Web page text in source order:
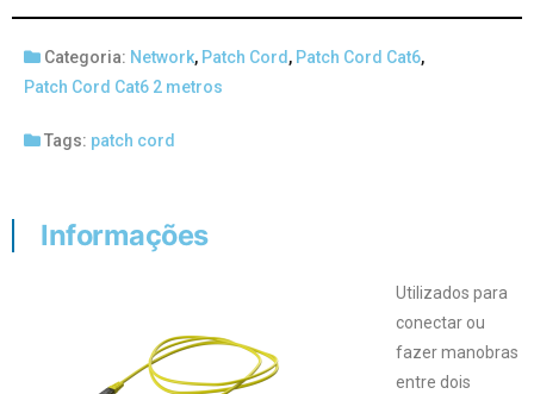
Categoria: Network, Patch Cord , Patch Cord Cat6,
Patch Cord Cat6 2 metros
Tags: patch cord
Informações
Utilizados para
conectar ou
fazer manobras
entre dois